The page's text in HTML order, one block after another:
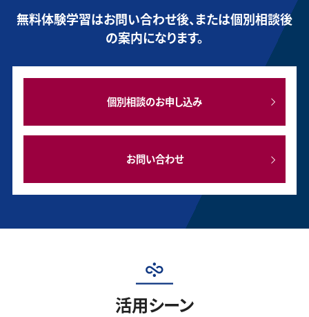
無料体験学習はお問い合わせ後、または個別相談後
の案内になります。
個別相談のお申し込み
お問い合わせ
活用シーン